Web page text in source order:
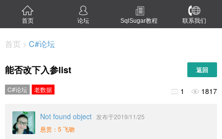
首页 论坛 SqlSugar教程 联系我们
首页 > C#论坛
能否改下入参list 返回
C#论坛 老数据  1  1817
Not found object 发布于2019/11/25
悬赏：5 飞吻